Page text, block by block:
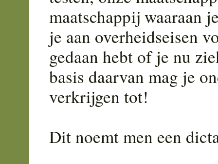
maatschappij waaraan
je aan overheidseisen
gedaan hebt of je nu
basis daarvan mag je
verkrijgen tot!
Dit noemt men een